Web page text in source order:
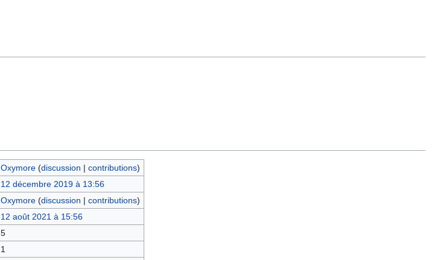
Oxymore (discussion | contributions)
12 décembre 2019 à 13:56
Oxymore (discussion | contributions)
12 août 2021 à 15:56
5
1